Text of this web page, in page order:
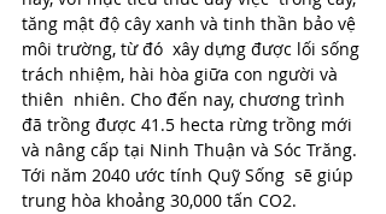
tăng mật độ cây xanh và tinh thần bảo vệ
môi trường, từ đó  xây dựng được lối sống
trách nhiệm, hài hòa giữa con người và
thiên  nhiên. Cho đến nay, chương trình
đã trồng được 41.5 hecta rừng trồng mới
và nâng cấp tại Ninh Thuận và Sóc Trăng.
Tới năm 2040 ước tính Quỹ Sống  sẽ giúp
trung hòa khoảng 30,000 tấn CO2.